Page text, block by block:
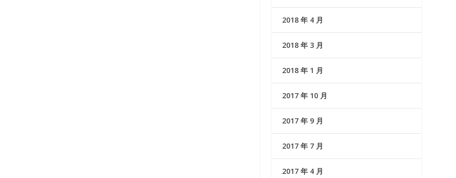
2018 年 4 月
2018 年 3 月
2018 年 1 月
2017 年 10 月
2017 年 9 月
2017 年 7 月
2017 年 4 月